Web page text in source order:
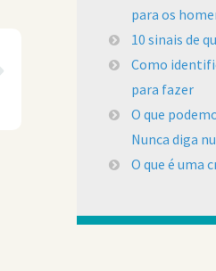
para os
10 sinais de
Como
para fazer
O que
Nunca diga
O que é uma